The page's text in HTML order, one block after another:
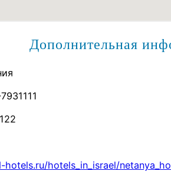
Дополнительная
hotels_in_israel/